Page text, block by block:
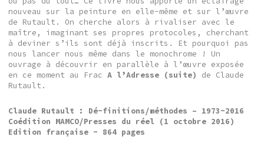
nouveau sur la peinture en elle-même et sur l’œuvre
de Rutault. On cherche alors à rivaliser avec le
maître, imaginant ses propres protocoles, cherchant
à deviner s’ils sont déjà inscrits. Et pourquoi pas
nous lancer nous même dans le monochrome ! Un
ouvrage à découvrir en parallèle à l’œuvre exposée
en ce moment au FracA l’Adresse (suite)
de Claude
Rutault.
Claude Rutault : Dé-finitions/méthodes – 1973-2016
Coédition MAMCO/Presses du réel (1 octobre 2016)
Edition française - 864 pages